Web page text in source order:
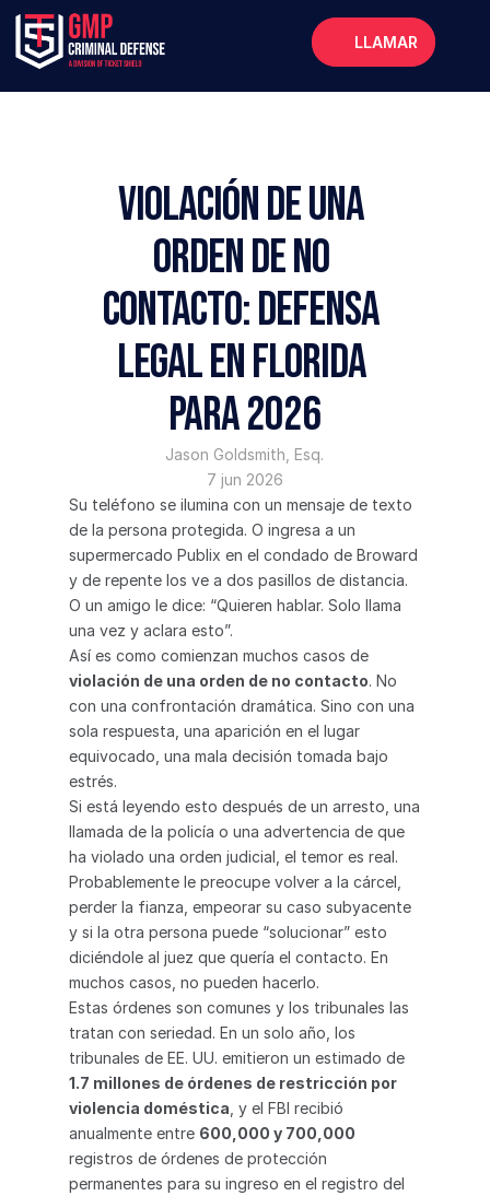
LLAMAR
Servicios
Preguntas frecuentes
Violación de una
orden de no
contacto: defensa
legal en Florida
para 2026
Jason Goldsmith, Esq.
7 jun 2026
Su teléfono se ilumina con un mensaje de texto
de la persona protegida. O ingresa a un
supermercado Publix en el condado de Broward
y de repente los ve a dos pasillos de distancia.
O un amigo le dice: “Quieren hablar. Solo llama
una vez y aclara esto”.
Así es como comienzan muchos casos de
violación de una orden de no contacto. No
con una confrontación dramática. Sino con una
sola respuesta, una aparición en el lugar
equivocado, una mala decisión tomada bajo
estrés.
Si está leyendo esto después de un arresto, una
llamada de la policía o una advertencia de que
ha violado una orden judicial, el temor es real.
Probablemente le preocupe volver a la cárcel,
perder la fianza, empeorar su caso subyacente
y si la otra persona puede “solucionar” esto
diciéndole al juez que quería el contacto. En
muchos casos, no pueden hacerlo.
Estas órdenes son comunes y los tribunales las
tratan con seriedad. En un solo año, los
tribunales de EE. UU. emitieron un estimado de
1.7 millones de órdenes de restricción por
violencia doméstica , y el FBI recibió
anualmente entre 600,000 y 700,000
registros de órdenes de protección
permanentes para su ingreso en el registro del